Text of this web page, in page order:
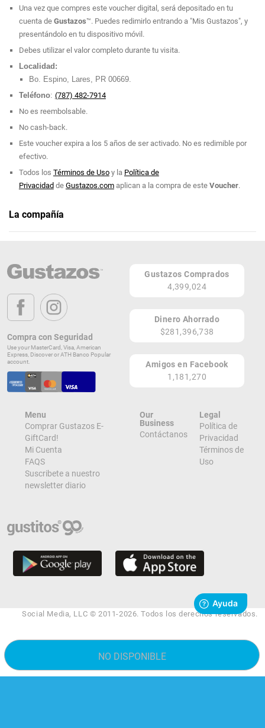
NO DISPONIBLE
Una vez que compres este voucher digital, será depositado en tu
cuenta de Gustazos™. Puedes redimirlo entrando a "Mis Gustazos", y
presentándolo en tu dispositivo móvil.
Debes utilizar el valor completo durante tu visita.
Localidad:
Bo. Espino, Lares, PR 00669.
Teléfono: (787) 482-7914
No es reembolsable.
No cash-back.
Este voucher expira a los 5 años de ser activado. No es redimible por
efectivo.
Todos los Términos de Usoy la Política de
Privacidadde Gustazos.comaplican a la compra de este Voucher.
La compañía
Página Web
Bo. Espino
Lares 00669
PR
Lugares de Redención
¡Ver todos en el Mapa!
Bo. Espino
¡Localizar en el Mapa!
Compra con Seguridad
Use your MasterCard, Visa, American
Express, Discover or ATH Banco Popular
account.
Gustazos Comprados
4,399,024
Dinero Ahorrado
$281,396,738
Amigos en Facebook
1,181,270
Menu
Comprar Gustazos E-
GiftCard!
Mi Cuenta
FAQS
Suscribete a nuestro
newsletter diario
Our
Business
Contáctanos
Legal
Política de
Privacidad
Términos de
Uso
Social Media, LLC © 2011-2026. Todos los derechos reservados.